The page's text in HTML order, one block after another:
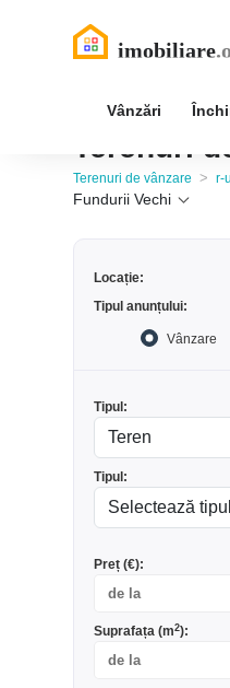
Vânzări
Terenuri
Terenuri de vânzare > r-
Fundurii Vechi
Locație:
Tipul anunțului:
Vânzare
Tipul:
Tipul:
Preț (€):
Suprafața (m2):